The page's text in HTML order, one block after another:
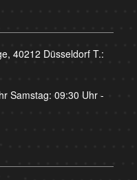
40212 Düsseldorf T.:
Samstag: 09:30 Uhr -